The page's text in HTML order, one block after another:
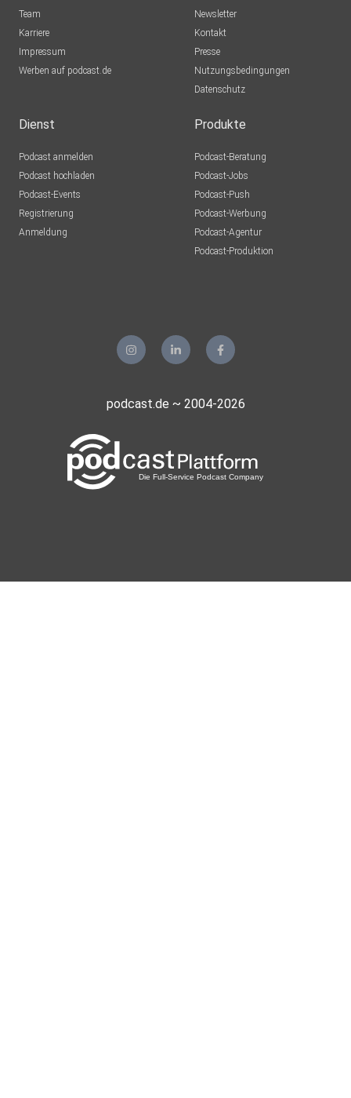
Team
Karriere
Impressum
Werben auf podcast.de
Newsletter
Kontakt
Presse
Nutzungsbedingungen
Datenschutz
Dienst
Podcast anmelden
Podcast hochladen
Podcast-Events
Registrierung
Anmeldung
Produkte
Podcast-Beratung
Podcast-Jobs
Podcast-Push
Podcast-Werbung
Podcast-Agentur
Podcast-Produktion
podcast.de ~ 2004-2026